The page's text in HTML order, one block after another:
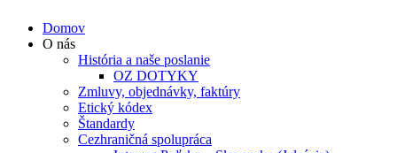
Domov
O nás
História a naše poslanie
OZ DOTYKY
Zmluvy, objednávky, faktúry
Etický kódex
Štandardy
Cezhraničná spolupráca